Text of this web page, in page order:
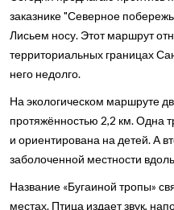
заказнике "Северное
Лисьем носу. Этот маршрут
территориальных границах
него недолго.
На экологическом маршруте
протяжённостью 2,2 км. Одна
и ориентирована на детей. А
заболоченной местности
Название «Бугаиной тропы»
местах. Птица издает звук,